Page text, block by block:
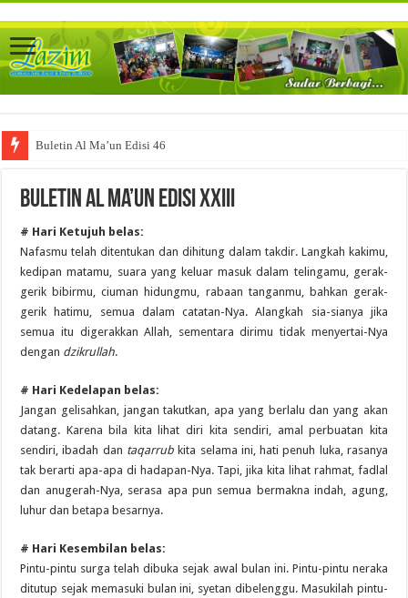
Buletin Al Ma’un Edisi 46
Buletin Al Ma’un Edisi XXIII
# Hari Ketujuh belas:
Nafasmu telah ditentukan dan dihitung dalam takdir. Langkah kakimu,
kedipan matamu, suara yang keluar masuk dalam telingamu, gerak-
gerik bibirmu, ciuman hidungmu, rabaan tanganmu, bahkan gerak-
gerik hatimu, semua dalam catatan-Nya. Alangkah sia-sianya jika
semua itu digerakkan Allah, sementara dirimu tidak menyertai-Nya
dengan dzikrullah.
# Hari Kedelapan belas:
Jangan gelisahkan, jangan takutkan, apa yang berlalu dan yang akan
datang. Karena bila kita lihat diri kita sendiri, amal perbuatan kita
sendiri, ibadah dan taqarrub kita selama ini, hati penuh luka, rasanya
tak berarti apa-apa di hadapan-Nya. Tapi, jika kita lihat rahmat, fadlal
dan anugerah-Nya, serasa apa pun semua bermakna indah, agung,
luhur dan betapa besarnya.
# Hari Kesembilan belas:
Pintu-pintu surga telah dibuka sejak awal bulan ini. Pintu-pintu neraka
ditutup sejak memasuki bulan ini, syetan dibelenggu. Masukilah pintu-